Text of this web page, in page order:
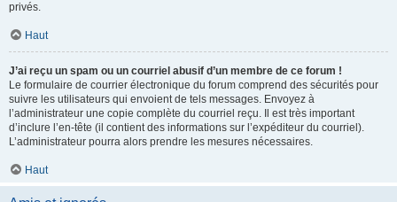
privés.
Haut
J’ai reçu un spam ou un courriel abusif d’un membre de ce forum !
Le formulaire de courrier électronique du forum comprend des sécurités pour
suivre les utilisateurs qui envoient de tels messages. Envoyez à
l’administrateur une copie complète du courriel reçu. Il est très important
d’inclure l’en-tête (il contient des informations sur l’expéditeur du courriel).
L’administrateur pourra alors prendre les mesures nécessaires.
Haut